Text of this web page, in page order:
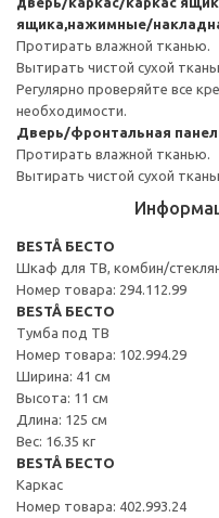
ящика,нажимные/
Протирать влажной тканью.
Вытирать чистой сухой
Регулярно проверяйте все
необходимости.
Дверь/фронтальная
Протирать влажной тканью.
Вытирать чистой сухой
BESTÅ БЕСТО
Шкаф для ТВ, комбин/
Номер товара: 294.112.99
BESTÅ БЕСТО
Тумба под ТВ
Номер товара: 102.994.29
Ширина: 41 см
Высота: 11 см
Длина: 125 см
Вес: 16.35 кг
BESTÅ БЕСТО
Каркас
Номер товара: 402.993.24